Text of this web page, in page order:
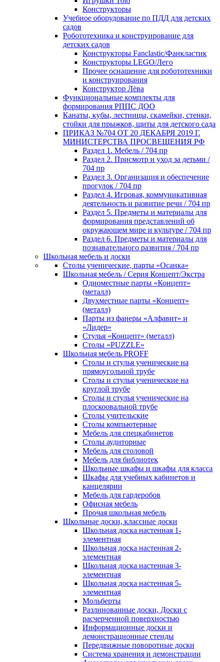
Конструкторы
Учебное оборудование по ПДД для детских
садов
Робототехника и конструирование для
детских садов
Конструкторы Fanclastic/Фанкластик
Конструкторы LEGO/Лего
Прочее оснащение для робототехники
и конструирования
Конструктор Лёва
Функциональные комплекты для
формирования РППС ДОО
Канаты, кубы, лестницы, скамейки, стенки,
стойки для прыжков, щиты для детского сада
ПРИКАЗ №704 ОТ 20 ДЕКАБРЯ 2019 Г.
МИНИСТЕРСТВА ПРОСВЕЩЕНИЯ РФ
Раздел 1. Мебель / 704 пр
Раздел 2. Присмотр и уход за детьми /
704 пр
Раздел 3. Организация и обеспечение
прогулок / 704 пр
Раздел 4. Игровая, коммуникативная
деятельность и развитие речи / 704 пр
Раздел 5. Предметы и материалы для
формирования представлений об
окружающем мире и культуре / 704 пр
Раздел 6. Предметы и материалы для
познавательного развития / 704 пр
Школьная мебель и доски
Столы ученические, парты «Осанка»
Школьная мебель / Серия Концепт/Экстра
Одноместные парты «Концепт»
(металл)
Двухместные парты «Концепт»
(металл)
Парты из фанеры «Алфавит» и
«Лидер»
Стулья «Концепт» (металл)
Столы «PUZZLE»
Школьная мебель PROFF
Столы и стулья ученические на
прямоугольной трубе
Столы и стулья ученические на
круглой трубе
Столы и стулья ученические на
плоскоовальной трубе
Столы учительские
Столы компьютерные
Мебель для спецкабинетов
Столы аудиторные
Мебель для столовой
Мебель для библиотек
Школьные шкафы и шкафы для класса
Шкафы для учебных кабинетов и
канцелярии
Мебель для гардеробов
Офисная мебель
Прочая школьная мебель
Школьные доски, классные доски
Школьная доска настенная 1-
элементная
Школьная доска настенная 2-
элементная
Школьная доска настенная 3-
элементная
Школьная доска настенная 5-
элементная
Мольберты
Разлинованные доски, Доски с
расчерченной поверхностью
Информационные доски и
демонстрационные стенды
Передвижные поворотные доски
Система хранения и демонстрации